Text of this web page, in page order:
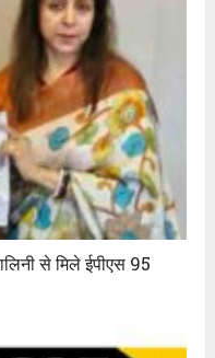
से मिले ईपीएस 95